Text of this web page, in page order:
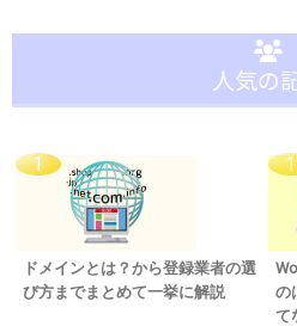
人気の
ドメインとは？から登録業者の選
び方までまとめて一挙に解説
の
て